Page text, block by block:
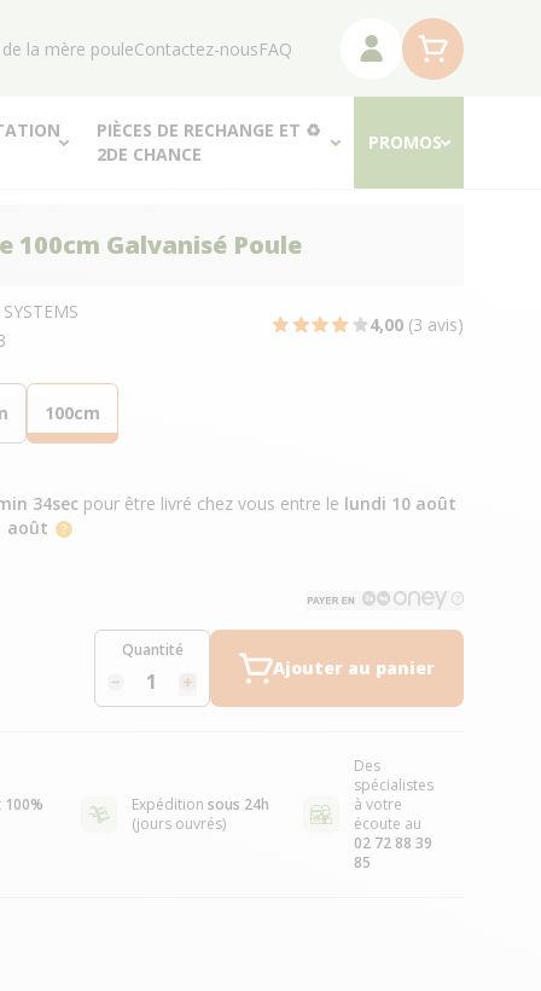
de la mère pouleContactez-nousFAQ
PIÈCES DE RECHANGE ET ♻
2DE CHANCE
PROMOS
100cm Galvanisé Poule
SYSTEMS
4,00 (3 avis)
100cm
33secpour être livré chez vous entre le lundi 10 août
août
Quantité
Ajouter au panier
100%
Expédition sous 24h
(jours ouvrés)
Des
spécialistes
à votre
écoute au
02 72 88 39
85